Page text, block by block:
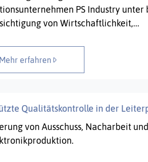
PS Industry unter
von Wirtschaftlichkeit,...
Mehr erfahren
Qualitätskontrolle in der
von Ausschuss, Nacharbeit